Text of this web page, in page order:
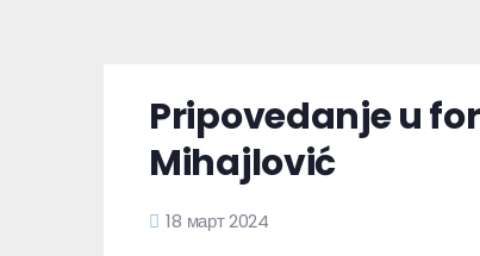
Pripovedanje u
Mihajlović
18 март 2024